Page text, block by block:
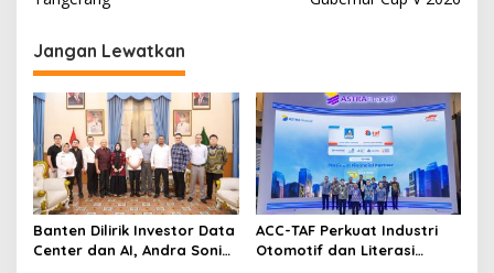
i
g
a
s
i
p
o
s
Jangan Lewatkan
Banten Dilirik Investor Data
Center dan AI, Andra Soni
ACC-TAF Perkuat Industri
Otomotif dan Literasi